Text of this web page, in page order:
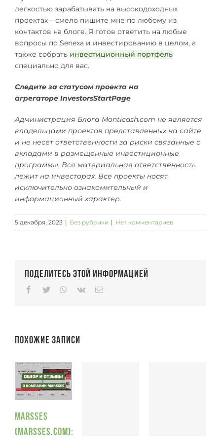
легкостью зарабатывать на высокодоходных
проектах – смело пишите мне по любому из
контактов на блоге. Я готов ответить на любые
вопросы по Senexa и инвестированию в целом, а
также собрать инвестиционный портфель
специально для вас.
Следите за статусом проекта на
агрегаторе InvestorsStartPage
Администрация Блога Monticash.com не является
владельцами проектов представленных на сайте
и не несет ответственности за риски связанные с
вкладами в размещенные инвестиционные
программы. Вся материальная ответственность
лежит на инвесторах. Все проекты носят
исключительно ознакомительный и
информационный характер.
5 декабря, 2023 | Без рубрики | Нет комментариев
Поделитесь этой информацией
Facebook
Twitter Whatsapp
Vk Email
Похожие записи
Marsses
(Marsses.com):